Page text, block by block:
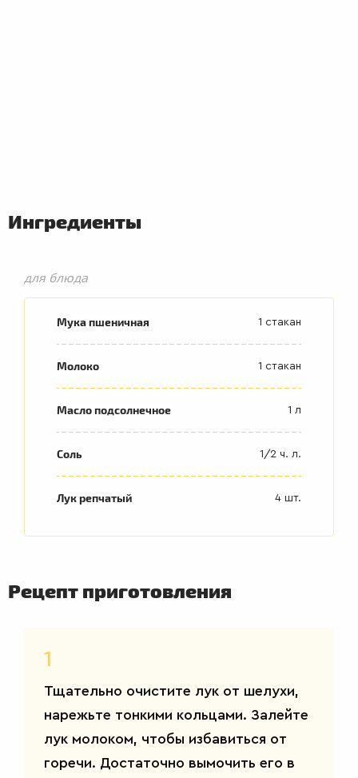
Ингредиенты
для блюда
Мука пшеничная 1 стакан
Молоко 1 стакан
Масло подсолнечное 1 л
Соль 1/2 ч. л.
Лук репчатый 4 шт.
Рецепт приготовления
1
Тщательно очистите лук от шелухи,
нарежьте тонкими кольцами. Залейте
лук молоком, чтобы избавиться от
горечи. Достаточно вымочить его в